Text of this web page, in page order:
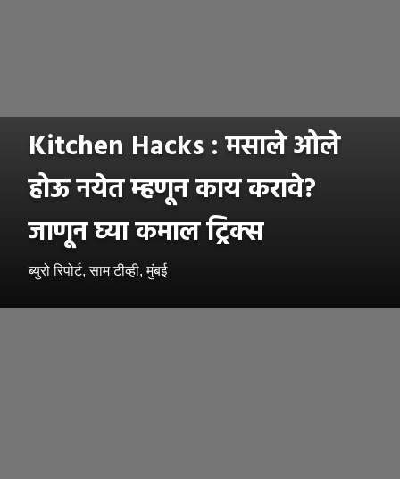
Kitchen Hacks : मसाले ओले
होऊ नयेत म्हणून काय करावे?
जाणून घ्या कमाल ट्रिक्स
ब्युरो रिपोर्ट, साम टीव्ही, मुंबई